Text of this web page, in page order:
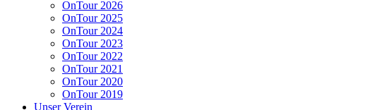
OnTour 2026
OnTour 2025
OnTour 2024
OnTour 2023
OnTour 2022
OnTour 2021
OnTour 2020
OnTour 2019
Unser Verein